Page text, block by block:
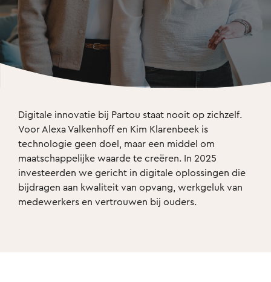
Digitale innovatie bij Partou staat nooit op zichzelf.
Voor Alexa Valkenhoff en Kim Klarenbeek is
technologie geen doel, maar een middel om
maatschappelijke waarde te creëren. In 2025
investeerden we gericht in digitale oplossingen die
bijdragen aan kwaliteit van opvang, werkgeluk van
medewerkers en vertrouwen bij ouders.